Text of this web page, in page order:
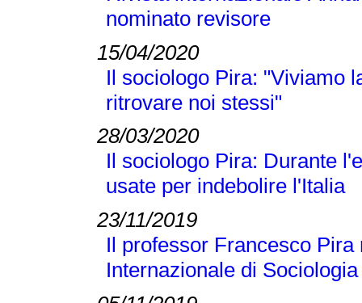
nominato revisore
15/04/2020
Il sociologo Pira: "Viviamo
ritrovare noi stessi"
28/03/2020
Il sociologo Pira: Durante
usate per indebolire l'Italia
23/11/2019
Il professor Francesco
Internazionale di